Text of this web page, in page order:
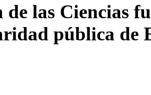
de las Ciencias
pública de